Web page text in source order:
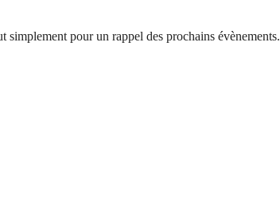
simplement pour un rappel des prochains évènements.